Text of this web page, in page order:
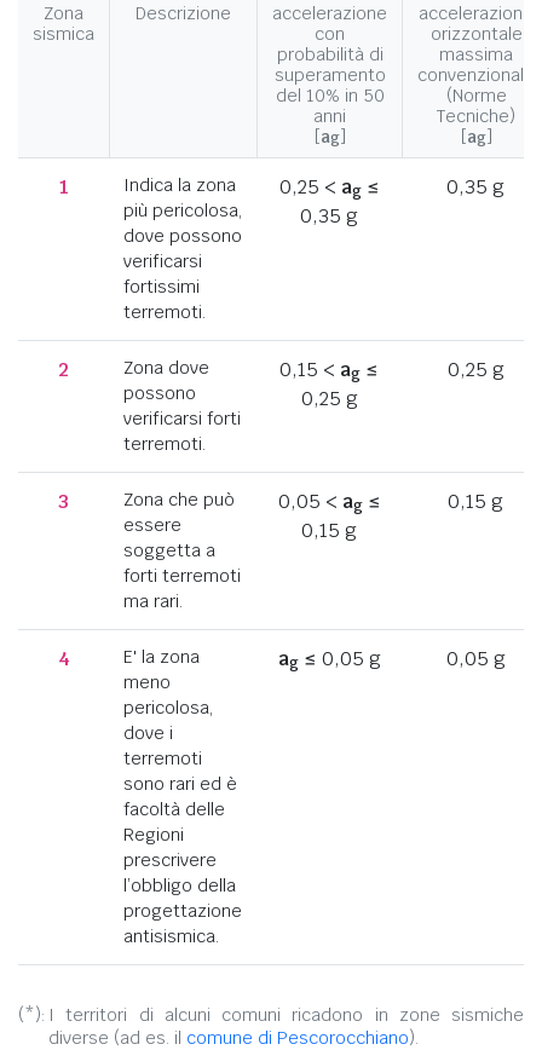
Zona
sismica
Descrizione
accelerazione
con
probabilità di
superamento
del 10% in 50
anni
[ag]
accelerazione
orizzontale
massima
convenzionale
(Norme
Tecniche)
[ag]
1
Indica la zona
più pericolosa,
dove possono
verificarsi
fortissimi
terremoti.
0,25 < ag≤
0,35 g
0,35 g
2
Zona dove
possono
verificarsi forti
terremoti.
0,15 < ag ≤
0,25 g
0,25 g
3
Zona che può
essere
soggetta a
forti terremoti
ma rari.
0,05 < ag≤
0,15 g
0,15 g
4
E' la zona
meno
pericolosa,
dove i
terremoti
sono rari ed è
facoltà delle
Regioni
prescrivere
l’obbligo della
progettazione
antisismica.
ag≤ 0,05 g 0,05 g
(*): I territori di alcuni comuni ricadono in zone sismiche
diverse (ad es. il comune di Pescorocchiano).